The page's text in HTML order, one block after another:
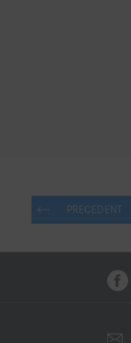
PRECEDENT